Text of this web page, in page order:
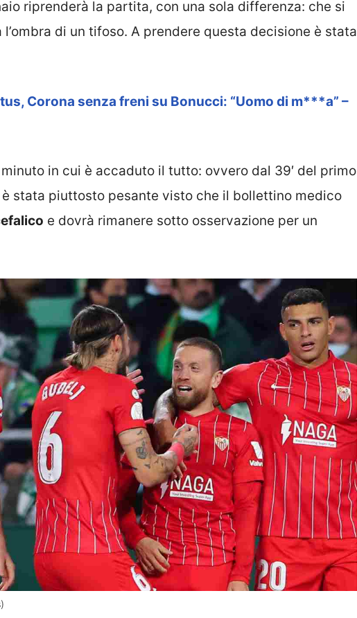
riprenderà la partita, con una sola differenza: che si
di un tifoso. A prendere questa decisione è stata
Corona senza freni su Bonucci: “Uomo di m***a” –
in cui è accaduto il tutto: ovvero dal 39′ del primo
stata piuttosto pesante visto che il bollettino medico
e dovrà rimanere sotto osservazione per un